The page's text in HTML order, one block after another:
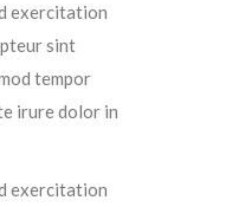
exercitation
sint
tempor
irure dolor in
exercitation